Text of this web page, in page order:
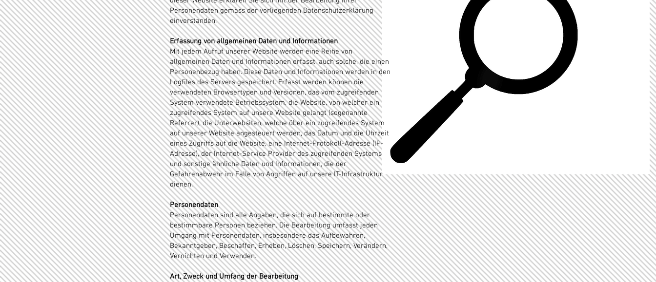
Personendaten gemäss der vorliegenden Datenschutzerklärung
einverstanden.
Erfassung von allgemeinen Daten und Informationen
Mit jedem Aufruf unserer Website werden eine Reihe von
allgemeinen Daten und Informationen erfasst, auch solche, die einen
Personenbezug haben. Diese Daten und Informationen werden in den
Logfiles des Servers gespeichert. Erfasst werden können die
verwendeten Browsertypen und Versionen, das vom zugreifenden
System verwendete Betriebssystem, die Website, von welcher ein
zugreifendes System auf unsere Website gelangt (sogenannte
Referrer), die Unterwebsiten, welche über ein zugreifendes System
auf unserer Website angesteuert werden, das Datum und die Uhrzeit
eines Zugriffs auf die Website, eine Internet-Protokoll-Adresse (IP-
Adresse), der Internet-Service Provider des zugreifenden Systems
und sonstige ähnliche Daten und Informationen, die der
Gefahrenabwehr im Falle von Angriffen auf unsere IT-Infrastruktur
dienen.
Personendaten
Personendaten sind alle Angaben, die sich auf bestimmte oder
bestimmbare Personen beziehen. Die Bearbeitung umfasst jeden
Umgang mit Personendaten, insbesondere das Aufbewahren,
Bekanntgeben, Beschaffen, Erheben, Löschen, Speichern, Verändern,
Vernichten und Verwenden.
Art, Zweck und Umfang der Bearbeitung